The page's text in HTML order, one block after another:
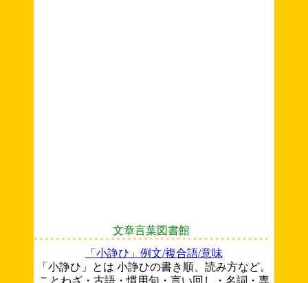
文章言葉図書館
「小諍ひ」例文/複合語/意味
「小諍ひ」とは 小諍ひの書き順、読み方など。
ことわざ・古語・慣用句・言い回し・名詞・専